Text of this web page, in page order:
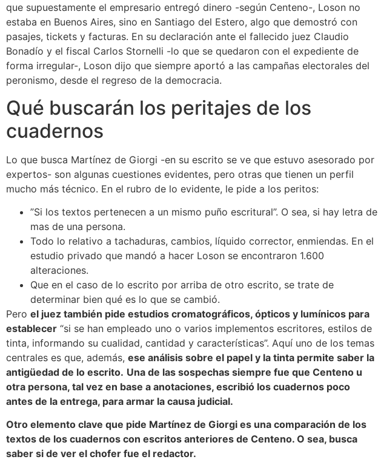
que supuestamente el empresario entregó dinero -según Centeno-, Loson no
estaba en Buenos Aires, sino en Santiago del Estero, algo que demostró con
pasajes, tickets y facturas. En su declaración ante el fallecido juez Claudio
Bonadío y el fiscal Carlos Stornelli -lo que se quedaron con el expediente de
forma irregular-, Loson dijo que siempre aportó a las campañas electorales del
peronismo, desde el regreso de la democracia.
Qué buscarán los peritajes de los
cuadernos
Lo que busca Martínez de Giorgi -en su escrito se ve que estuvo asesorado por
expertos- son algunas cuestiones evidentes, pero otras que tienen un perfil
mucho más técnico. En el rubro de lo evidente, le pide a los peritos:
”Si los textos pertenecen a un mismo puño escritural”. O sea, si hay letra de
mas de una persona.
Todo lo relativo a tachaduras, cambios, líquido corrector, enmiendas. En el
estudio privado que mandó a hacer Loson se encontraron 1.600
alteraciones.
Que en el caso de lo escrito por arriba de otro escrito, se trate de
determinar bien qué es lo que se cambió.
Pero el juez también pide estudios cromatográficos, ópticos y lumínicos para
establecer “si se han empleado uno o varios implementos escritores, estilos de
tinta, informando su cualidad, cantidad y características”. Aquí uno de los temas
centrales es que, además, ese análisis sobre el papel y la tinta permite saber la
antigüedad de lo escrito. Una de las sospechas siempre fue que Centeno u
otra persona, tal vez en base a anotaciones, escribió los cuadernos poco
antes de la entrega, para armar la causa judicial.
Otro elemento clave que pide Martínez de Giorgi es una comparación de los
textos de los cuadernos con escritos anteriores de Centeno. O sea, busca
saber si de ver el chofer fue el redactor.